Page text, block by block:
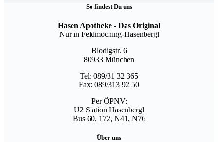
So findest Du uns
Hasen Apotheke - Das Original
Nur in Feldmoching-Hasenbergl
Blodigstr. 6
80933 München
Tel: 089/31 32 365
Fax: 089/313 92 50
Per ÖPNV:
U2 Station Hasenbergl
Bus 60, 172, N41, N76
Über uns